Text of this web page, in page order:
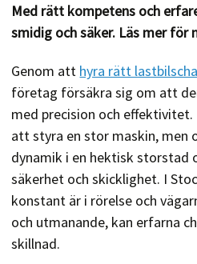
Med rätt kompetens och
smidig och säker. Läs mer för
Genom att hyra rätt
företag försäkra sig om att
med precision och
att styra en stor maskin,
dynamik i en hektisk storstad
säkerhet och skicklighet. I
konstant är i rörelse och
och utmanande, kan erfarna
skillnad.